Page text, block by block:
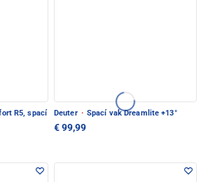
R5, spací
Deuter · Spací vak Dreamlite +13°
€ 99,99